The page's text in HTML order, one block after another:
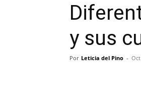
y sus
Por Leticia del Pino -